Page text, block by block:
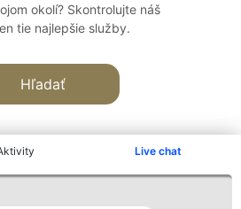
Live chat
okolí? Skontrolujte náš
tie najlepšie služby.
Hľadať